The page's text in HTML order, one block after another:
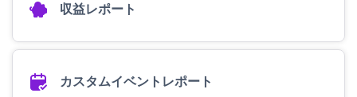
収益レポート
カスタムイベントレポート